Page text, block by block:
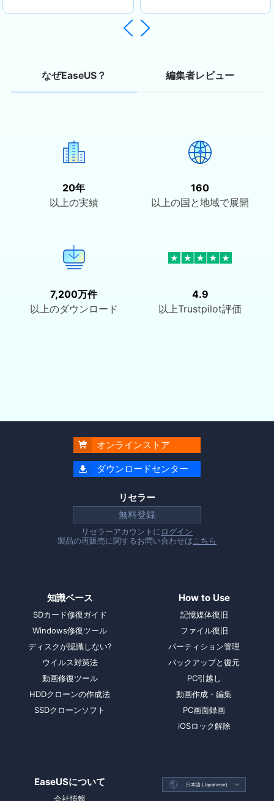
守るお手伝いができることを誇りに思


なぜEaseUS？ 編集者レビュー
20年
以上の実績
160
以上の国と地域で展開
7,200万件
以上のダウンロード
4.9
以上Trustpilot評価
 オンラインストア
 ダウンロードセンター
リセラー
無料登録
リセラーアカウントにログイン
製品の再販売に関するお問い合わせはこちら
知識ベース
SDカード修復ガイド
Windows修復ツール
ディスクが認識しない?
ウイルス対策法
動画修復ツール
HDDクローンの作成法
SSDクローンソフト
How to Use
記憶媒体復旧
ファイル復旧
パーティション管理
バックアップと復元
PC引越し
動画作成・編集
PC画面録画
iOSロック解除
EaseUSについて
会社情報
 日本語 (Japanese) 